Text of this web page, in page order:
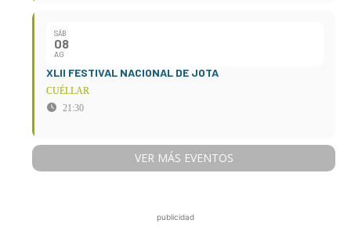
SÁB
08
AG
XLII FESTIVAL NACIONAL DE JOTA
CUÉLLAR
21:30
VER MÁS EVENTOS
publicidad